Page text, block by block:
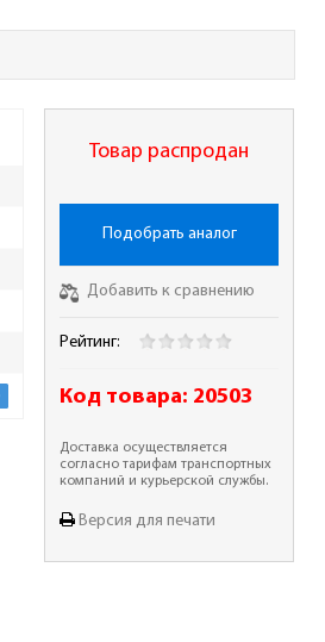
Высота упаковки, мм
Длина упаковки, мм
Масса брутто, кг
Товар распродан
Подобрать аналог
Добавить к сравнению
Рейтинг:
Код товара: 20503
Доставка осуществляется
согласно тарифам транспортных
компаний и курьерской службы.
Версия для печати